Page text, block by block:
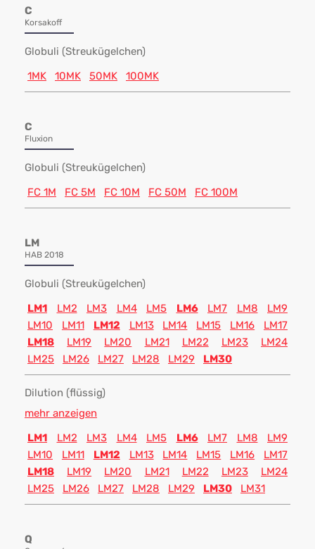
C
Korsakoff
Globuli (Streukügelchen)
1MK
10MK 50MK 100MK
C
Fluxion
Globuli (Streukügelchen)
FC 1M
FC 5M FC 10M FC 50M FC 100M
LM
HAB 2018
Globuli (Streukügelchen)
LM1
LM2 LM3 LM4 LM5 LM6 LM7 LM8
LM9
LM10
LM11 LM12 LM13 LM14 LM15 LM16
LM17
LM18
LM19 LM20 LM21 LM22 LM23
LM24
LM25
LM26 LM27 LM28 LM29 LM30
Dilution (flüssig)
mehr anzeigen
LM1
LM2 LM3 LM4 LM5 LM6 LM7 LM8
LM9
LM10
LM11 LM12 LM13 LM14 LM15 LM16
LM17
LM18
LM19 LM20 LM21 LM22 LM23
LM24
LM25
LM26 LM27 LM28 LM29 LM30 LM31
Q